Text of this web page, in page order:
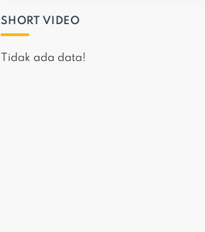
SHORT VIDEO
Tidak ada data!